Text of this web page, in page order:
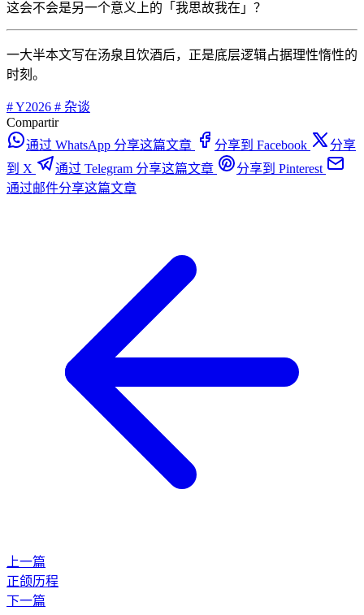
这会不会是另一个意义上的「我思故我在」？
一大半本文写在汤泉且饮酒后，正是底层逻辑占据理性惰性的
时刻。
#Y2026 # 杂谈
Compartir
通过 WhatsApp 分享这篇文章
分享到 Facebook
分享
到 X
通过 Telegram 分享这篇文章
分享到 Pinterest
通过邮件分享这篇文章
上一篇
正颌历程
下一篇